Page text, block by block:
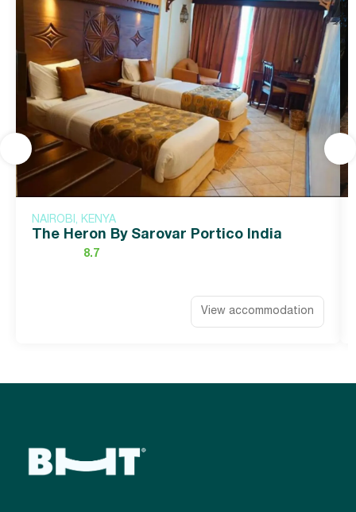
NAIROBI, KENYA
The Heron By Sarovar Portico India
8.7
View accommodation